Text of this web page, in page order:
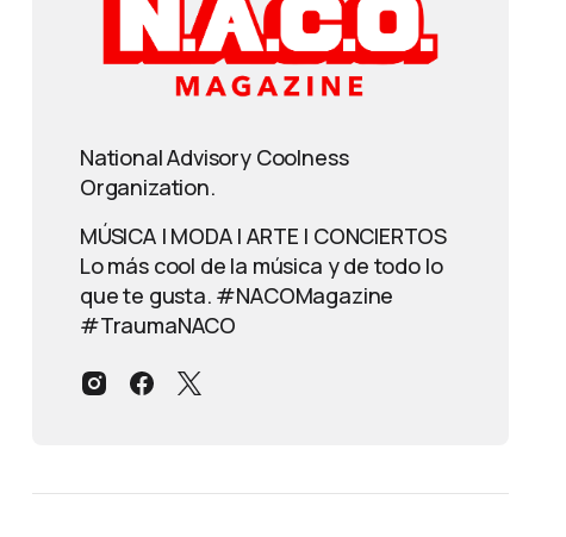
National Advisory Coolness
Organization.
MÚSICA | MODA | ARTE | CONCIERTOS
Lo más cool de la música y de todo lo
que te gusta. #NACOMagazine
#TraumaNACO